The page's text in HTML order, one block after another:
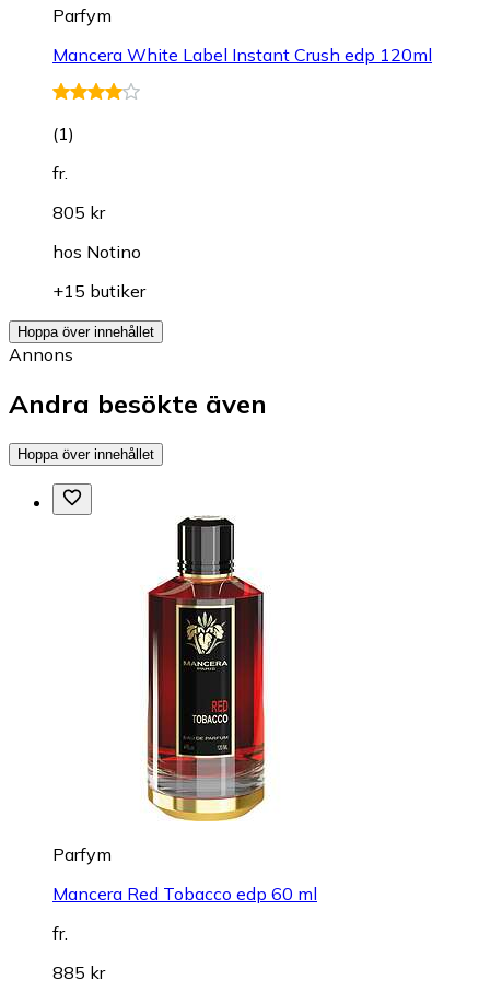
Parfym
Mancera White Label Instant Crush edp 120ml
(1)
fr.
805 kr
hos Notino
+15 butiker
Hoppa över innehållet
Annons
Andra besökte även
Hoppa över innehållet
Parfym
Mancera Red Tobacco edp 60 ml
fr.
885 kr